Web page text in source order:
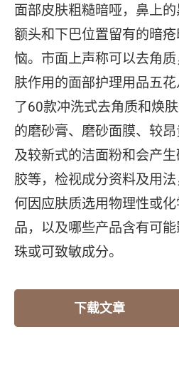
面部皮肤粗糙暗哑，鼻上
额头和下巴位置留有的暗
恼。市面上声称可以去角
肤作用的面部护理用品五
了60款冲洗式去角质和焕
的磨砂膏、磨砂面膜、较昂
及较新式的洁面粉和会产
胶等，检视成分资料及用
何因应肤质选用物理性或
品，以及哪些产品含有可
珠或可致敏成分。
下载文章